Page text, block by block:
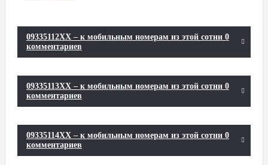
09335112XX – к мобильным номерам из этой сотни 0
комментариев
09335113XX – к мобильным номерам из этой сотни 0
комментариев
09335114XX – к мобильным номерам из этой сотни 0
комментариев